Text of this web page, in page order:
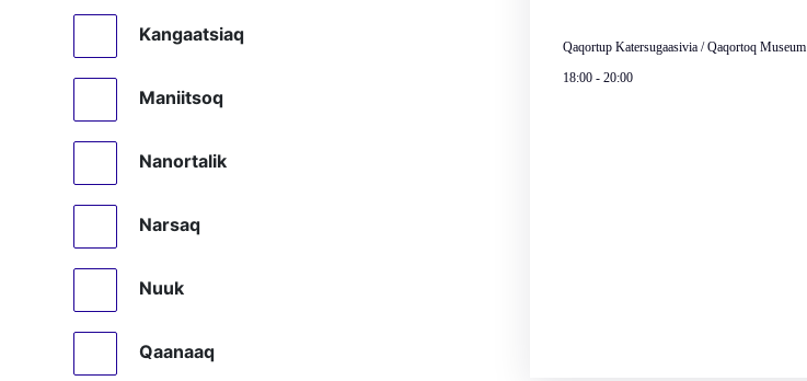
Kangaatsiaq
Maniitsoq
Nanortalik
Narsaq
Nuuk
Qaanaaq
Qaqortup Katersugaasivia / Qaqortoq Museum
18:00- 20:00